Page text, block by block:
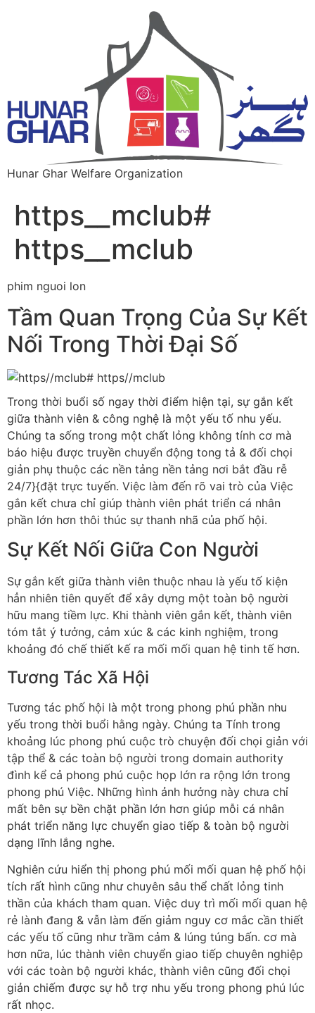
Hunar Ghar Welfare Organization
https__mclub#
https__mclub
phim nguoi lon
Tầm Quan Trọng Của Sự Kết
Nối Trong Thời Đại Số
Trong thời buổi số ngay thời điểm hiện tại, sự gắn kết
giữa thành viên & công nghệ là một yếu tố nhu yếu.
Chúng ta sống trong một chất lỏng không tính cơ mà
báo hiệu được truyền chuyển động tong tả & đối chọi
giản phụ thuộc các nền tảng nền tảng nơi bắt đầu rễ
24/7}{đặt trực tuyến. Việc làm đến rõ vai trò của Việc
gắn kết chưa chỉ giúp thành viên phát triển cá nhân
phần lớn hơn thôi thúc sự thanh nhã của phố hội.
Sự Kết Nối Giữa Con Người
Sự gắn kết giữa thành viên thuộc nhau là yếu tố kiện
hẳn nhiên tiên quyết để xây dựng một toàn bộ người
hữu mang tiềm lực. Khi thành viên gắn kết, thành viên
tóm tắt ý tưởng, cảm xúc & các kinh nghiệm, trong
khoảng đó chế thiết kế ra mối mối quan hệ tinh tế hơn.
Tương Tác Xã Hội
Tương tác phố hội là một trong phong phú phần nhu
yếu trong thời buổi hằng ngày. Chúng ta Tính trong
khoảng lúc phong phú cuộc trò chuyện đối chọi giản với
tập thể & các toàn bộ người trong domain authority
đình kể cả phong phú cuộc họp lớn ra rộng lớn trong
phong phú Việc. Những hình ảnh hưởng này chưa chỉ
mất bên sự bền chặt phần lớn hơn giúp mỗi cá nhân
phát triển năng lực chuyển giao tiếp & toàn bộ người
dạng lĩnh lắng nghe.
Nghiên cứu hiển thị phong phú mối mối quan hệ phố hội
tích rất hình cũng như chuyên sâu thể chất lỏng tinh
thần của khách tham quan. Việc duy trì mối mối quan hệ
rẻ lành đang & vẫn làm đến giảm nguy cơ mắc cần thiết
các yếu tố cũng như trầm cảm & lúng túng bấn. cơ mà
hơn nữa, lúc thành viên chuyển giao tiếp chuyên nghiệp
với các toàn bộ người khác, thành viên cũng đối chọi
giản chiếm được sự hỗ trợ nhu yếu trong phong phú lúc
rất nhọc.